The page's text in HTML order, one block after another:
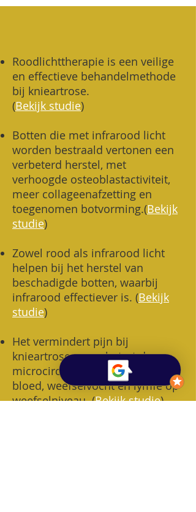
Roodlichttherapie is een veilige
en effectieve behandelmethode
bij knieartrose.
(Bekijk studie)
Botten die met infrarood licht
worden bestraald vertonen een
verbeterd herstel, met
verhoogde osteoblastactiviteit,
meer collageenafzetting en
toegenomen botvorming.(Bekijk
studie)
Zowel rood als infrarood licht
helpen bij het herstel van
beschadigde botten, waarbij
infrarood effectiever is. (Bekijk
studie)
Het vermindert pijn bij
knieartrose en verbetert de
microcirculatie, de circulatie van
bloed, weefselvocht en lymfe op
weefselniveau. (Bekijk studie)